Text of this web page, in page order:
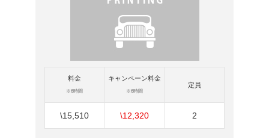
料金
※6時間
\15,510
キャンペーン料金
※6時間
\12,320
定員
2